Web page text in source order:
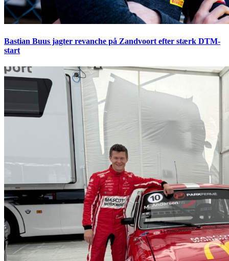
Bastian Buus jagter revanche på Zandvoort efter stærk DTM-
start